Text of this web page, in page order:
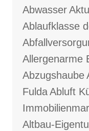
Abwasser
Ablaufklasse
Allergenarme
Abzugshaube
FuldaAbluft
Altbau-